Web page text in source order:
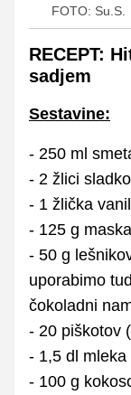
FOTO: Su.S.
RECEPT:
sadjem
Sestavine:
- 250 ml
- 2 žlici
- 1 žlička
- 125 g
- 50 g
uporabimo
čokoladni
- 20 piškotov
- 1,5 dl mleka
- 100 g